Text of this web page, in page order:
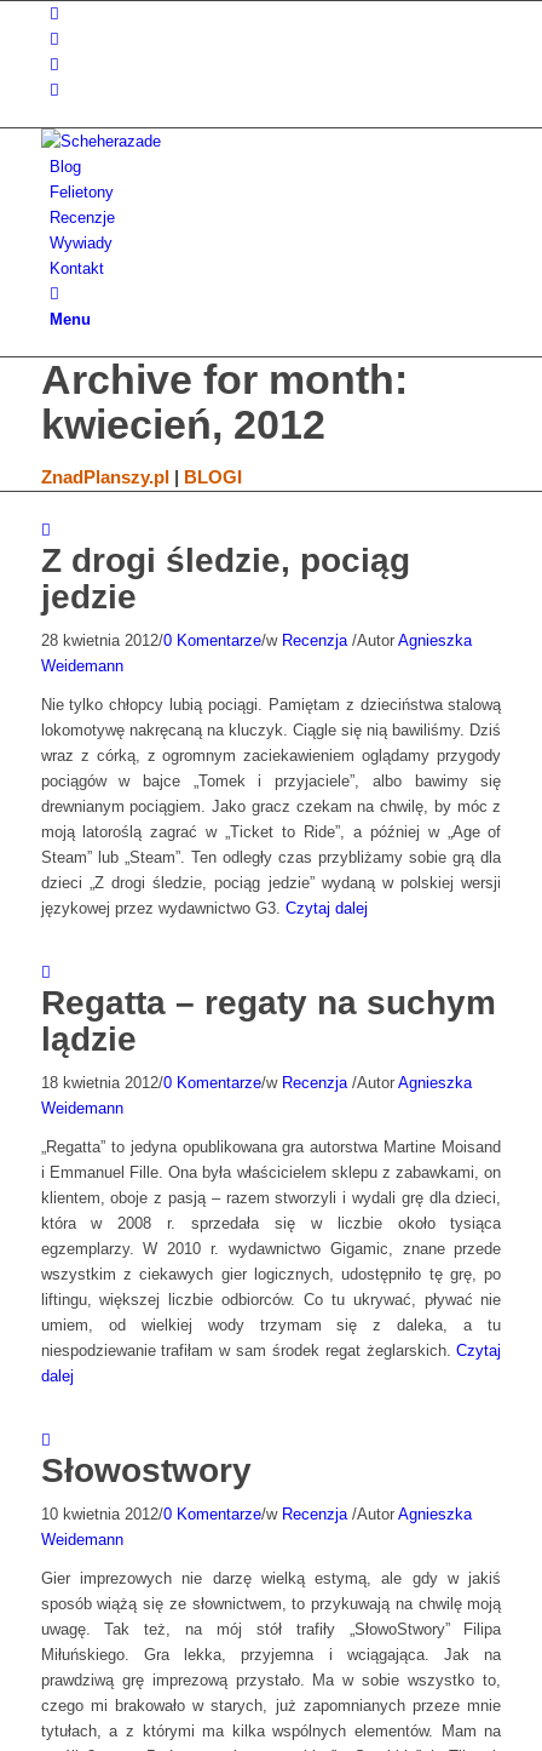
Blog
Felietony
Recenzje
Wywiady
Kontakt
Menu
Archive for month:
kwiecień, 2012
ZnadPlanszy.pl| BLOGI
Z drogi śledzie, pociąg
jedzie
28 kwietnia 2012/0 Komentarze/w Recenzja /Autor Agnieszka
Weidemann
Nie tylko chłopcy lubią pociągi. Pamiętam z dzieciństwa stalową
lokomotywę nakręcaną na kluczyk. Ciągle się nią bawiliśmy. Dziś
wraz z córką, z ogromnym zaciekawieniem oglądamy przygody
pociągów w bajce „Tomek i przyjaciele”, albo bawimy się
drewnianym pociągiem. Jako gracz czekam na chwilę, by móc z
moją latoroślą zagrać w „Ticket to Ride”, a później w „Age of
Steam” lub „Steam”. Ten odległy czas przybliżamy sobie grą dla
dzieci „Z drogi śledzie, pociąg jedzie” wydaną w polskiej wersji
językowej przez wydawnictwo G3. Czytaj dalej
Regatta – regaty na suchym
lądzie
18 kwietnia 2012/0 Komentarze/w Recenzja /Autor Agnieszka
Weidemann
„Regatta” to jedyna opublikowana gra autorstwa Martine Moisand
i Emmanuel Fille. Ona była właścicielem sklepu z zabawkami, on
klientem, oboje z pasją – razem stworzyli i wydali grę dla dzieci,
która w 2008 r. sprzedała się w liczbie około tysiąca
egzemplarzy. W 2010 r. wydawnictwo Gigamic, znane przede
wszystkim z ciekawych gier logicznych, udostępniło tę grę, po
liftingu, większej liczbie odbiorców. Co tu ukrywać, pływać nie
umiem, od wielkiej wody trzymam się z daleka, a tu
niespodziewanie trafiłam w sam środek regat żeglarskich.Czytaj
dalej
Słowostwory
10 kwietnia 2012/0 Komentarze/w Recenzja /Autor Agnieszka
Weidemann
Gier imprezowych nie darzę wielką estymą, ale gdy w jakiś
sposób wiążą się ze słownictwem, to przykuwają na chwilę moją
uwagę. Tak też, na mój stół trafiły „SłowoStwory” Filipa
Miłuńskiego. Gra lekka, przyjemna i wciągająca. Jak na
prawdziwą grę imprezową przystało. Ma w sobie wszystko to,
czego mi brakowało w starych, już zapomnianych przeze mnie
tytułach, a z którymi ma kilka wspólnych elementów. Mam na